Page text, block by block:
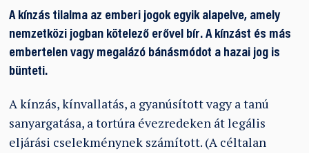
A kínzás tilalma az emberi jogok egyik alapelve, amely
nemzetközi jogban kötelező erővel bír. A kínzást és más
embertelen vagy megalázó bánásmódot a hazai jog is
bünteti.
A kínzás, kínvallatás, a gyanúsított vagy a tanú
sanyargatása, a tortúra évezredeken át legális
eljárási cselekménynek számított. (A céltalan